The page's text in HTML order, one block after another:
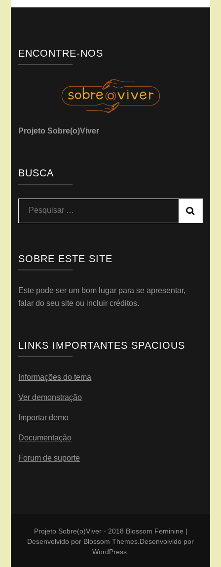
ENCONTRE-NOS
Projeto Sobre(o)Viver
BUSCA
Pesquisar
por:
SOBRE ESTE SITE
Este pode ser um bom lugar para se apresentar,
falar do seu site ou incluir créditos.
LINKS IMPORTANTES SPACIOUS
Informações do tema
Ver demonstração
Importar demo
Documentação
Forum de suporte
Projeto Sobre(o)Viver - 2018 Blossom Feminine |
Desenvolvido por Blossom Themes.Desenvolvido por
WordPress.